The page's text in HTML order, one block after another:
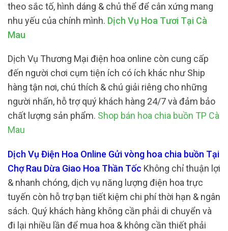
theo sắc tố, hình dáng & chủ thể để cân xứng mang
nhu yếu của chính mình. Dịch Vụ Hoa Tươi Tại Cà
Mau
Dịch Vụ Thương Mại điện hoa online còn cung cấp
đến người chơi cụm tiện ích có ích khác như Ship
hàng tận nơi, chú thích & chú giải riêng cho những
người nhấn, hỗ trợ quý khách hàng 24/7 và đảm bảo
chất lượng sản phẩm. Shop bán hoa chia buồn TP Cà
Mau
Dịch Vụ Điện Hoa Online Gửi vòng hoa chia buồn Tại
Chợ Rau Dừa Giao Hoa Thần Tốc Không chỉ thuận lợi
& nhanh chóng, dịch vụ năng lượng điện hoa trực
tuyến còn hỗ trợ bạn tiết kiệm chi phí thời hạn & ngân
sách. Quý khách hàng không cần phải di chuyển và
đi lại nhiều lần để mua hoa & không cần thiết phải